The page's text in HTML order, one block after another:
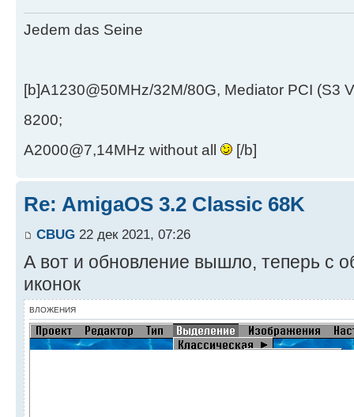
Jedem das Seine
[b]A1230@50MHz/32M/80G, Mediator PCI (S3
8200;
A2000@7,14MHz without all
[/b]
Re: AmigaOS 3.2 Classic 68K
CBUG 22 дек 2021, 07:26
А вот и обновление вышло, теперь с
иконок
ВЛОЖЕНИЯ